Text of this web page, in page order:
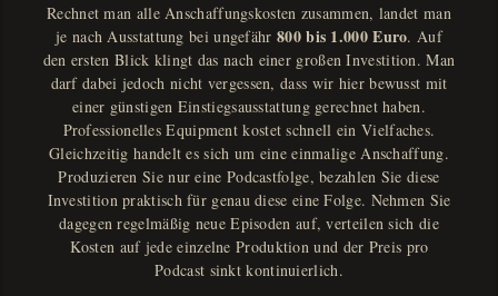
Rechnet man alle Anschaffungskosten zusammen, landet man
je nach Ausstattung bei ungefähr 800 bis 1.000 Euro. Auf
den ersten Blick klingt das nach einer großen Investition. Man
darf dabei jedoch nicht vergessen, dass wir hier bewusst mit
einer günstigen Einstiegsausstattung gerechnet haben.
Professionelles Equipment kostet schnell ein Vielfaches.
Gleichzeitig handelt es sich um eine einmalige Anschaffung.
Produzieren Sie nur eine Podcastfolge, bezahlen Sie diese
Investition praktisch für genau diese eine Folge. Nehmen Sie
dagegen regelmäßig neue Episoden auf, verteilen sich die
Kosten auf jede einzelne Produktion und der Preis pro
Podcast sinkt kontinuierlich.